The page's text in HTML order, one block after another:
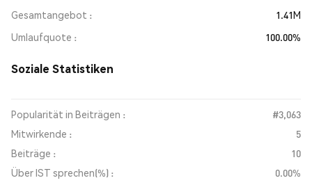
Gesamtangebot
1.41M
Umlaufquote
100.00%
Soziale Statistiken
Popularität in Beiträgen :
#3,063
Mitwirkende :
5
Beiträge :
10
Über IST sprechen(%) :
0.00%